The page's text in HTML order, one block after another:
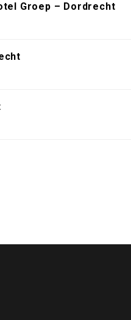
Groep – Dordrecht